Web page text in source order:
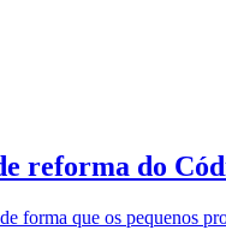
reforma do
forma que os pequenos